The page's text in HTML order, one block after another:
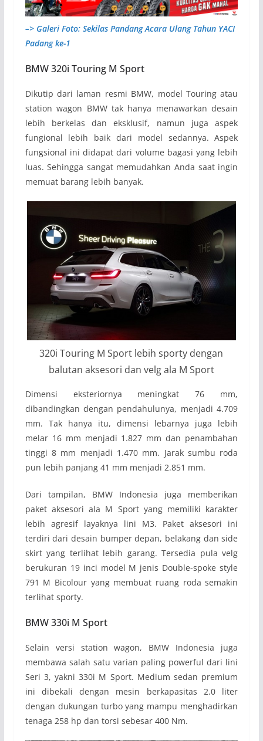
–> Galeri Foto: Sekilas Pandang Acara Ulang Tahun YACI
Padang ke-1
BMW 320i Touring M Sport
Dikutip dari laman resmi BMW, model Touring atau
station wagon BMW tak hanya menawarkan desain
lebih berkelas dan eksklusif, namun juga aspek
fungional lebih baik dari model sedannya. Aspek
fungsional ini didapat dari volume bagasi yang lebih
luas. Sehingga sangat memudahkan Anda saat ingin
memuat barang lebih banyak.
320i Touring M Sport lebih sporty dengan
balutan aksesori dan velg ala M Sport
Dimensi eksteriornya meningkat 76 mm,
dibandingkan dengan pendahulunya, menjadi 4.709
mm. Tak hanya itu, dimensi lebarnya juga lebih
melar 16 mm menjadi 1.827 mm dan penambahan
tinggi 8 mm menjadi 1.470 mm. Jarak sumbu roda
pun lebih panjang 41 mm menjadi 2.851 mm.
Dari tampilan, BMW Indonesia juga memberikan
paket aksesori ala M Sport yang memiliki karakter
lebih agresif layaknya lini M3. Paket aksesori ini
terdiri dari desain bumper depan, belakang dan side
skirt yang terlihat lebih garang. Tersedia pula velg
berukuran 19 inci model M jenis Double-spoke style
791 M Bicolour yang membuat ruang roda semakin
terlihat sporty.
BMW 330i M Sport
Selain versi station wagon, BMW Indonesia juga
membawa salah satu varian paling powerful dari lini
Seri 3, yakni 330i M Sport. Medium sedan premium
ini dibekali dengan mesin berkapasitas 2.0 liter
dengan dukungan turbo yang mampu menghadirkan
tenaga 258 hp dan torsi sebesar 400 Nm.